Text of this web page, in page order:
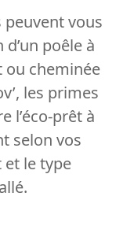
peuvent vous
poêle à
ou cheminée
les primes
l’éco-prêt à
selon vos
le type